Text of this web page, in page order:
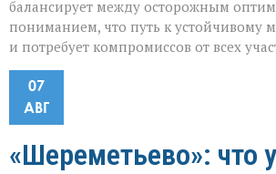
балансирует между осторожным
пониманием, что путь к устойчивому
и потребует компромиссов от всех
07
АВГ
«Шереметьево»: что